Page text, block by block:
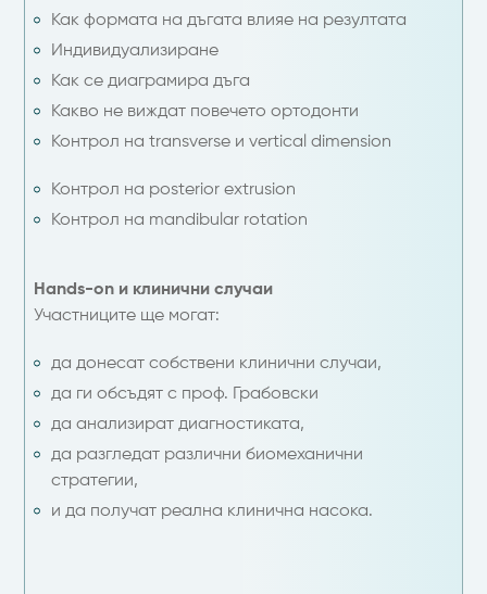
Как формата на дъгата влияе на резултата
Индивидуализиране
Как се диаграмира дъга
Какво не виждат повечето ортодонти
Контрол на transverse и vertical dimension
Контрол на posterior extrusion
Контрол на mandibular rotation
Hands-on и клинични случаи
Участниците ще могат:
да донесат собствени клинични случаи,
да ги обсъдят с проф. Грабовски
да анализират диагностиката,
да разгледат различни биомеханични
стратегии,
и да получат реална клинична насока.